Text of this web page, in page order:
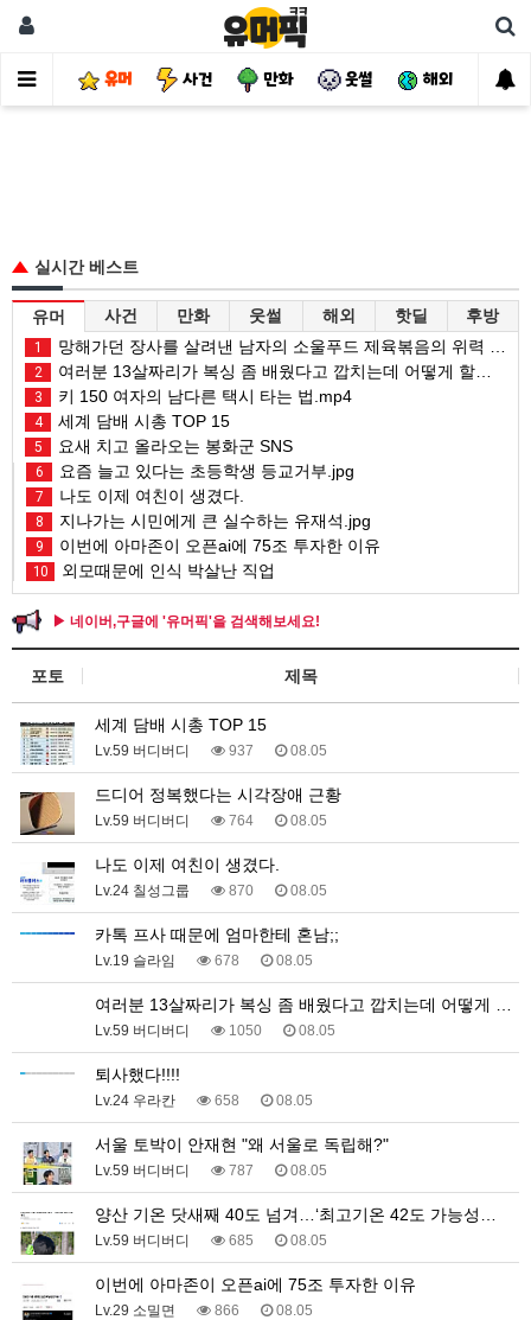
유머 사건 만화 웃썰 해외 핫
실시간 베스트
유머 사건 만화 웃썰 해외 핫딜 후방
1 망해가던 장사를 살려낸 남자의 소울푸드 제육볶음의 위력 ㅋㅋ
2 여러분 13살짜리가 복싱 좀 배웠다고 깝치는데 어떻게 할까요?
3 키 150 여자의 남다른 택시 타는 법.mp4
4 세계 담배 시총 TOP 15
5 요새 치고 올라오는 봉화군 SNS
6 요즘 늘고 있다는 초등학생 등교거부.jpg
7 나도 이제 여친이 생겼다.
8 지나가는 시민에게 큰 실수하는 유재석.jpg
9 이번에 아마존이 오픈ai에 75조 투자한 이유
10 외모때문에 인식 박살난 직업
▶ 네이버,구글에 '유머픽'을 검색해보세요!
포토 제목
세계 담배 시총 TOP 15
Lv.59 버디버디 937 08.05
드디어 정복했다는 시각장애 근황
Lv.59 버디버디 764 08.05
나도 이제 여친이 생겼다.
Lv.24 칠성그룹 870 08.05
카톡 프사 때문에 엄마한테 혼남;;
Lv.19 슬라임 678 08.05
여러분 13살짜리가 복싱 좀 배웠다고 깝치는데 어떻게 …
Lv.59 버디버디 1050 08.05
퇴사했다!!!!
Lv.24 우라칸 658 08.05
서울 토박이 안재현 "왜 서울로 독립해?"
Lv.59 버디버디 787 08.05
양산 기온 닷새째 40도 넘겨…‘최고기온 42도 가능성…
Lv.59 버디버디 685 08.05
이번에 아마존이 오픈ai에 75조 투자한 이유
Lv.29 소밀면 866 08.05